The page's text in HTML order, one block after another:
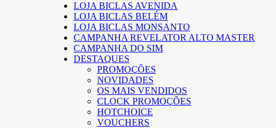
LOJA BICLAS AVENIDA
LOJA BICLAS BELÉM
LOJA BICLAS MONSANTO
CAMPANHA REVELATOR ALTO MASTER
CAMPANHA DO SIM
DESTAQUES
PROMOÇÕES
NOVIDADES
OS MAIS VENDIDOS
CLOCK PROMOÇÕES
HOTCHOICE
VOUCHERS